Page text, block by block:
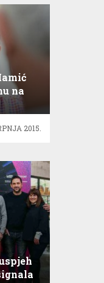
na
2015.